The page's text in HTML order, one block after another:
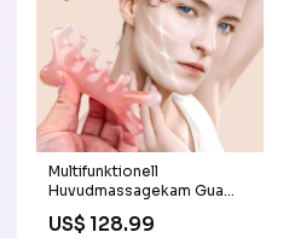
Multifunktionell
Huvudmassagekam Gua
Sha Verktyg Färg:Rosa
US$ 128.99